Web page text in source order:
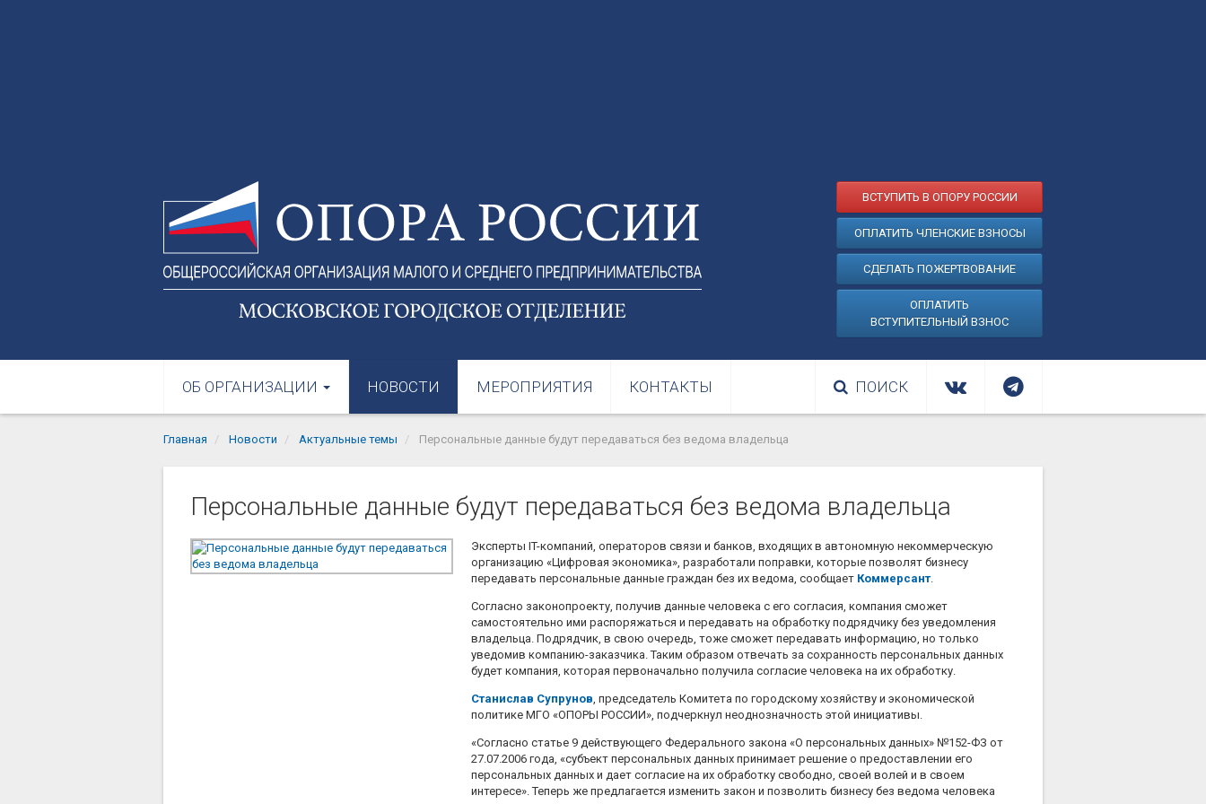
ВСТУПИТЬ В ОПОРУ РОССИИ
ОПЛАТИТЬ ЧЛЕНСКИЕ ВЗНОСЫ
СДЕЛАТЬ ПОЖЕРТВОВАНИЕ
ОПЛАТИТЬ
ВСТУПИТЕЛЬНЫЙ ВЗНОС
ОБ ОРГАНИЗАЦИИ НОВОСТИ МЕРОПРИЯТИЯ КОНТАКТЫ ПОИСК
Главная Новости Актуальные темы Персональные данные будут передаваться без ведома владельца
Персональные данные будут передаваться без ведома владельца
Эксперты IT-компаний, операторов связи и банков, входящих в автономную некоммерческую
организацию «Цифровая экономика», разработали поправки, которые позволят бизнесу
передавать персональные данные граждан без их ведома, сообщает Коммерсант
Согласно законопроекту, получив данные человека с его согласия, компания сможет
самостоятельно ими распоряжаться и передавать на обработку подрядчику без уведомления
владельца. Подрядчик, в свою очередь, тоже сможет передавать информацию, но только
уведомив компанию-заказчика. Таким образом отвечать за сохранность персональных данных
будет компания, которая первоначально получила согласие человека на их обработку.
Станислав Супрунов , председатель Комитета по городскому хозяйству и экономической
политике МГО «ОПОРЫ РОССИИ», подчеркнул неоднозначность этой инициативы.
«Согласно статье 9 действующего Федерального закона «О персональных данных» №152-ФЗ от
27.07.2006 года, «субъект персональных данных принимает решение о предоставлении его
персональных данных и дает согласие на их обработку свободно, своей волей и в своем
интересе». Теперь же предлагается изменить закон и позволить бизнесу без ведома человека